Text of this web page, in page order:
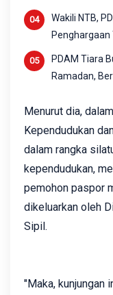
Wakili NTB,
Penghargaan
PDAM Tiara
Ramadan,
Menurut dia,
Kependudukan
dalam rangka
kependudukan,
pemohon paspor
dikeluarkan oleh
Sipil.
"Maka, kunjungan